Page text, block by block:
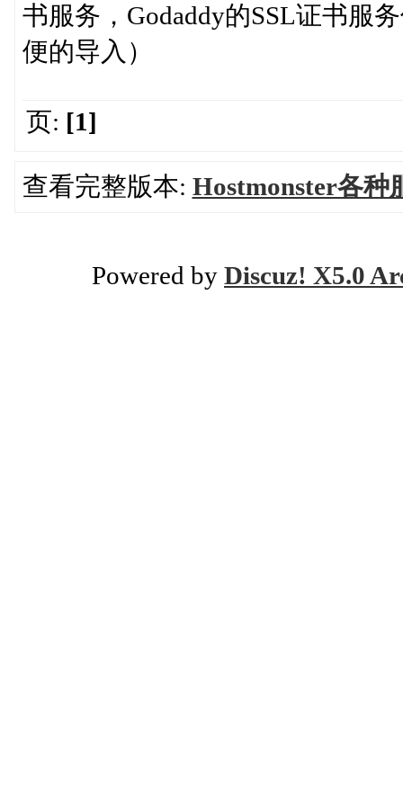
书服务，Godaddy的SSL证书服
便的导入）
页: [1]
查看完整版本: Hostmonster各种
Powered by Discuz! X5.0